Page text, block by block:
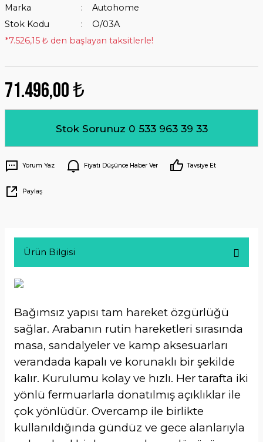
Marka
Autohome
Stok Kodu
O/03A
*7.526,15 ₺ den başlayan taksitlerle!
71.496,00 ₺
Stok Sorunuz 0 533 963 39 33
Yorum Yaz Fiyatı Düşünce Haber Ver Tavsiye Et
Paylaş
Ürün Bilgisi
Bağımsız yapısı tam hareket özgürlüğü
sağlar. Arabanın rutin hareketleri sırasında
masa, sandalyeler ve kamp aksesuarları
verandada kapalı ve korunaklı bir şekilde
kalır. Kurulumu kolay ve hızlı. Her tarafta iki
yönlü fermuarlarla donatılmış açıklıklar ile
çok yönlüdür. Overcamp ile birlikte
kullanıldığında gündüz ve gece alanlarıyla